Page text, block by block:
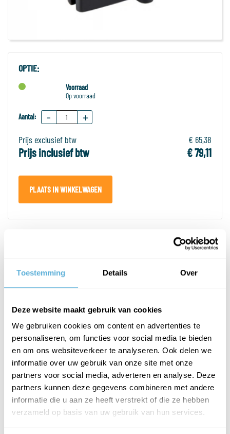
Toestemming Details Over
Deze website maakt gebruik van cookies
We gebruiken cookies om content en advertenties te
personaliseren, om functies voor social media te bieden
en om ons websiteverkeer te analyseren. Ook delen we
informatie over uw gebruik van onze site met onze
partners voor social media, adverteren en analyse. Deze
partners kunnen deze gegevens combineren met andere
informatie die u aan ze heeft verstrekt of die ze hebben
verzameld op basis van uw gebruik van hun services.
OPTIE:
Voorraad
Op voorraad
Aantal: - +
Prijs exclusief btw € 65,38
Prijs inclusief btw € 79,11
PLAATS IN WINKELWAGEN
Het kozijnonafhankelijke glazen deurscharnier in een klassiek,
tijdloos design past zich perfect aan elk frame aan.
Prijs is per stuk.
Glasdikte gehard glas 8, 10, 12 mm, gelaagd glas 8,76, 10,76, 12,76
mm
Tweezijdig openend
deursoort: aanslag
montage: glas/wand 90°
max. deurgewicht per paar: 50 kg
max. deurbreedte: 1000 mm